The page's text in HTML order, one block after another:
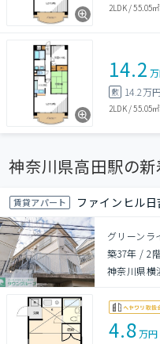
2LDK/55.05㎡
14.2
敷 14.2万
2LDK/55.05㎡
神奈川県高田駅の
賃貸アパート ファインヒル日
グリーン
築37年 /2
神奈川県横
4.8万円